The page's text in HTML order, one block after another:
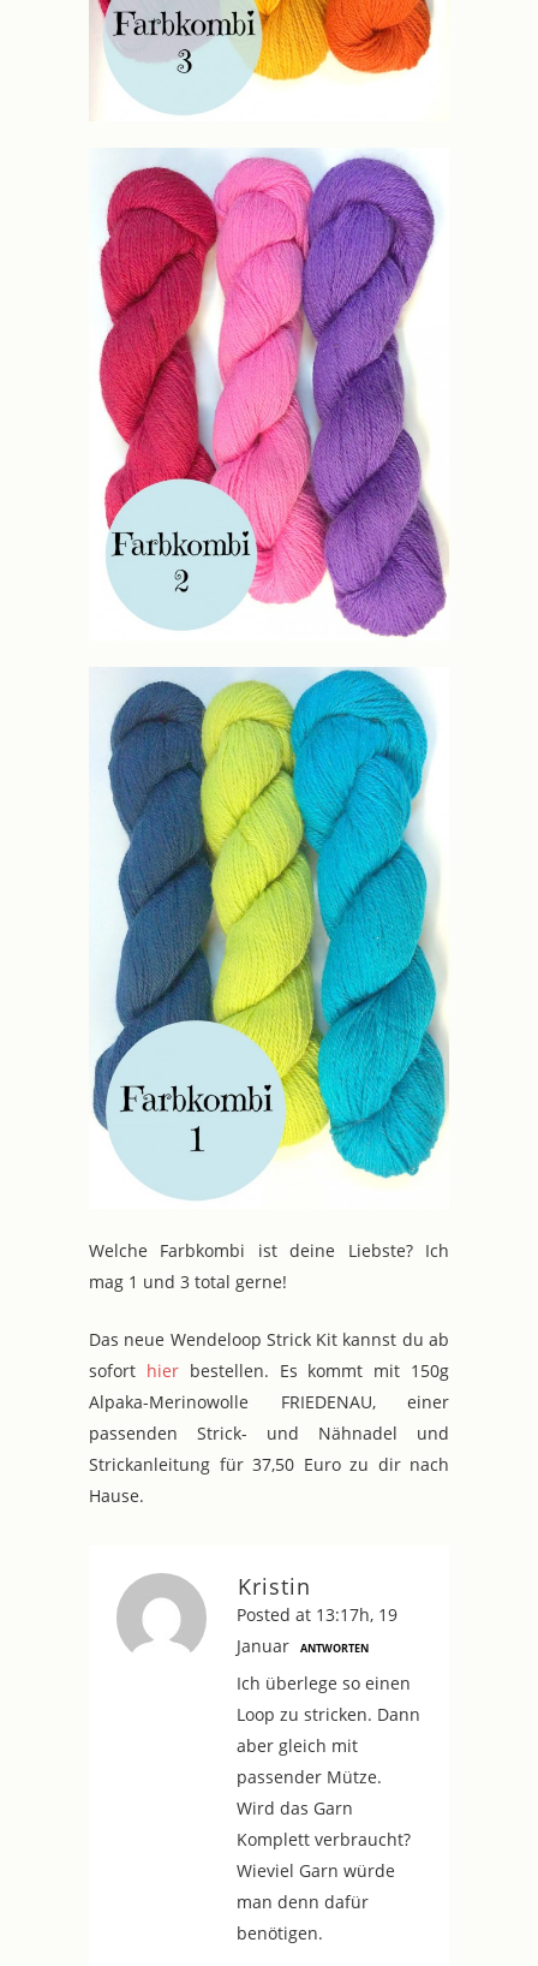
Welche Farbkombi ist deine Liebste? Ich
mag 1 und 3 total gerne!
Das neue Wendeloop Strick Kit kannst du ab
sofort hierbestellen. Es kommt mit 150g
Alpaka-Merinowolle FRIEDENAU, einer
passenden Strick- und Nähnadel und
Strickanleitung für 37,50 Euro zu dir nach
Hause.
Kristin
Posted at 13:17h, 19
Januar
ANTWORTEN
Ich überlege so einen
Loop zu stricken. Dann
aber gleich mit
passender Mütze.
Wird das Garn
Komplett verbraucht?
Wieviel Garn würde
man denn dafür
benötigen.